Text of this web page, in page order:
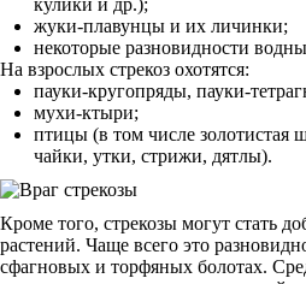
кулики и др.);
жуки-плавунцы и их личинки;
некоторые разновидности
На взрослых стрекоз охотятся:
пауки-кругопряды, пауки-
мухи-ктыри;
птицы (в том числе золотистая
чайки, утки, стрижи, дятлы).
Кроме того, стрекозы могут стать
растений. Чаще всего это
сфагновых и торфяных болотах.